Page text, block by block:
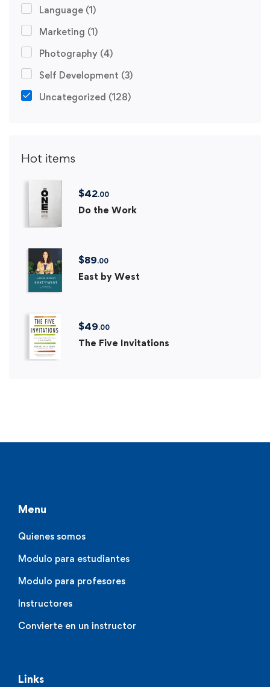
Language (1)
Marketing (1)
Photography (4)
Self Development (3)
Uncategorized (128)
Hot items
$42.00
Do the Work
$89.00
East by West
$49.00
The Five Invitations
Menu
Quienes somos
Modulo para estudiantes
Modulo para profesores
Instructores
Convierte en un instructor
Links